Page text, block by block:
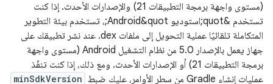
(مستوى واجهة برمجة التطبيقات 21) والإصدارات الأحدث. إذا كنت
تستخدم &quot;استوديو Android&quot;، تستخدم بيئة التطوير
المتكاملة تلقائيًا عملية التحويل إلى ملفات ‎.dex عند نشر تطبيقك على
جهاز يعمل بالإصدار 5.0 من نظام التشغيل Android (مستوى واجهة
برمجة التطبيقات 21) أو الإصدارات الأحدث. ومع ذلك، إذا كنت تنفّذ
عمليات إنشاء Gradle من سطر الأوامر، عليك ضبط
minSdkVersion